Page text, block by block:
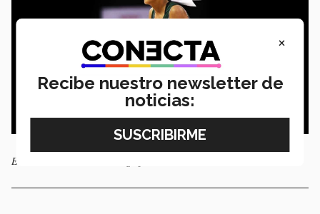
Estudiante en acción. | Fotografía: 2019 NBAF
×
Recibe nuestro newsletter de
noticias: